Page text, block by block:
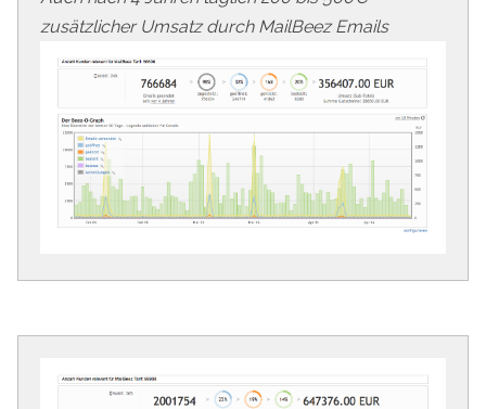
zusätzlicher Umsatz durch MailBeez Emails